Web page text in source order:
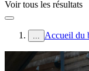
Voir tous les résultats
... Accueil du